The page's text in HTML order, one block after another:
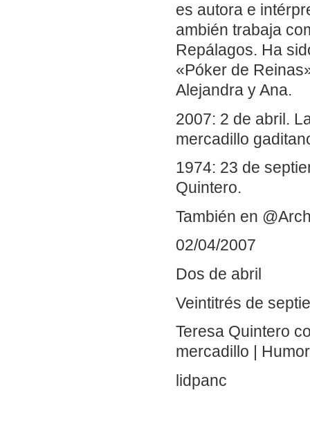
es autora e
ambién trabaja
Repálagos. Ha
«Póker de
Alejandra y Ana.
2007: 2 de abril.
mercadillo
1974: 23 de
Quintero.
También en
02/04/2007
Dos de abril
Veintitrés de
Teresa Quintero
mercadillo |
lidpanc